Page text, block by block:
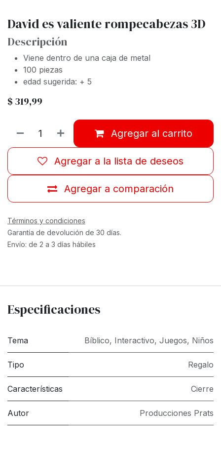
David es valiente rompecabezas 3D
Descripción
Viene dentro de una caja de metal
100 piezas
edad sugerida: + 5
$ 319,99
Agregar al carrito
Agregar a comparación
Agregar a la lista de deseos
Términos y condiciones
Garantía de devolución de 30 días.
Envío: de 2 a 3 días hábiles
Especificaciones
Tema Bíblico, Interactivo, Juegos, Niños
Tipo Regalo
Características Cierre
Autor Producciones Prats